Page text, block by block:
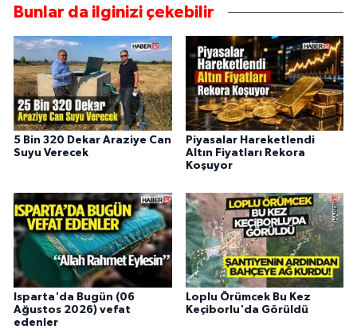
Bunlar da ilginizi çekebilir
5 Bin 320 Dekar Araziye Can
Suyu Verecek
Piyasalar Hareketlendi
Altın Fiyatları Rekora
Koşuyor
Isparta'da Bugün (06
Ağustos 2026) vefat
edenler
Loplu Örümcek Bu Kez
Keçiborlu'da Görüldü